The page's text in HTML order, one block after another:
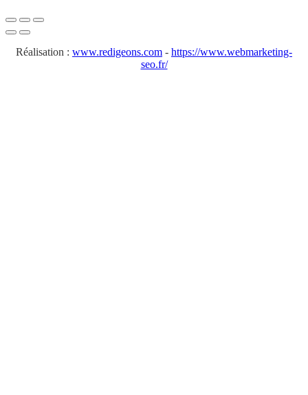
Réalisation : www.redigeons.com - https://www.webmarketing-
seo.fr/